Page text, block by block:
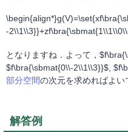
-
となりますね．よって，
$f\bra{\sbmat{0\\-2\\1\\3}}$,
部分空間の次元を求めればよい
解答例